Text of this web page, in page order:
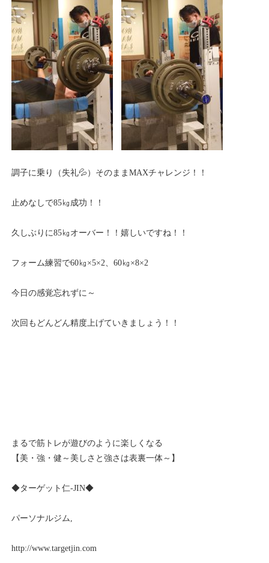
調子に乗り（失礼💦）そのままMAXチャレンジ！！
止めなしで85㎏成功！！
久しぶりに85㎏オーバー！！嬉しいですね！！
フォーム練習で60㎏×5×2、60㎏×8×2
今日の感覚忘れずに～
次回もどんどん精度上げていきましょう！！
まるで筋トレが遊びのように楽しくなる
【美・強・健～美しさと強さは表裏一体～】
◆ターゲット仁-JIN◆
パーソナルジム,
http://www.targetjin.com